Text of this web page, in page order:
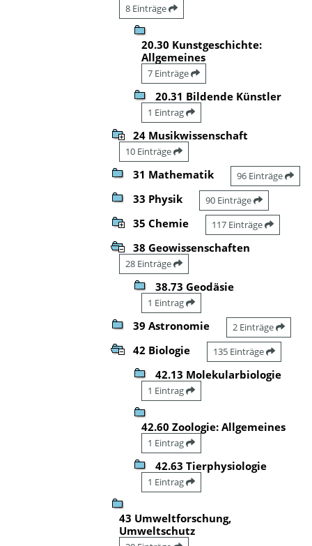
8 Einträge
20.30 Kunstgeschichte:
Allgemeines
7 Einträge
20.31 Bildende Künstler
1 Eintrag
24 Musikwissenschaft
10 Einträge
31 Mathematik 96 Einträge
33 Physik 90 Einträge
35 Chemie 117 Einträge
38 Geowissenschaften
28 Einträge
38.73 Geodäsie
1 Eintrag
39 Astronomie 2 Einträge
42 Biologie 135 Einträge
42.13 Molekularbiologie
1 Eintrag
42.60 Zoologie: Allgemeines
1 Eintrag
42.63 Tierphysiologie
1 Eintrag
43 Umweltforschung,
Umweltschutz